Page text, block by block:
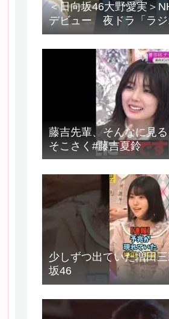
＜日向坂46大野愛実＞
デビュー 夜ドラ「ラジ
登場に「かわいさハン
技上手じゃん！」の声
藤吉先輩、そんなに見
そこさく#藤吉夏鈴
少しずつ出ていた増田
坂46